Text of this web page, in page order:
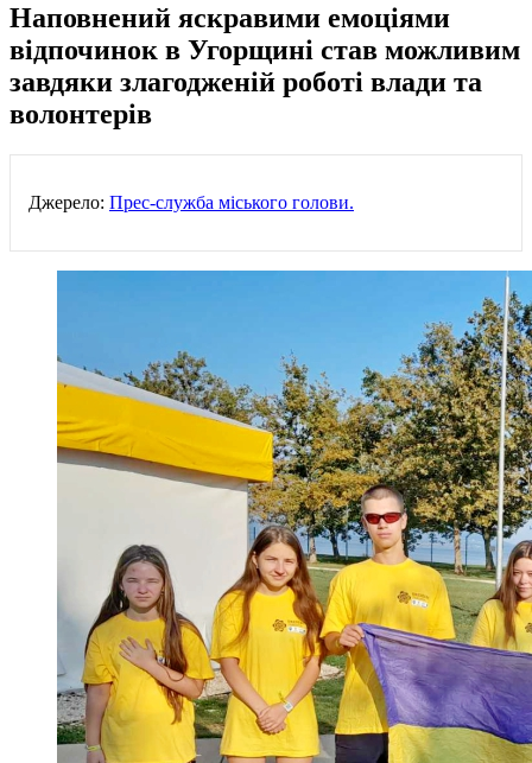
Наповнений яскравими емоціями
відпочинок в Угорщині став можливим
завдяки злагодженій роботі влади та
волонтерів
Джерело: Прес-служба міського голови.